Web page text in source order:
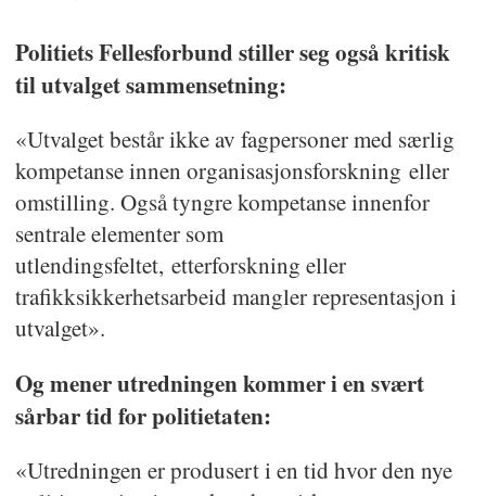
Politiets Fellesforbund stiller seg også kritisk
til utvalget sammensetning:
«Utvalget består ikke av fagpersoner med særlig
kompetanse innen organisasjonsforskning eller
omstilling. Også tyngre kompetanse innenfor
sentrale elementer som
utlendingsfeltet, etterforskning eller
trafikksikkerhetsarbeid mangler representasjon i
utvalget».
Og mener utredningen kommer i en svært
sårbar tid for politietaten:
«Utredningen er produsert i en tid hvor den nye